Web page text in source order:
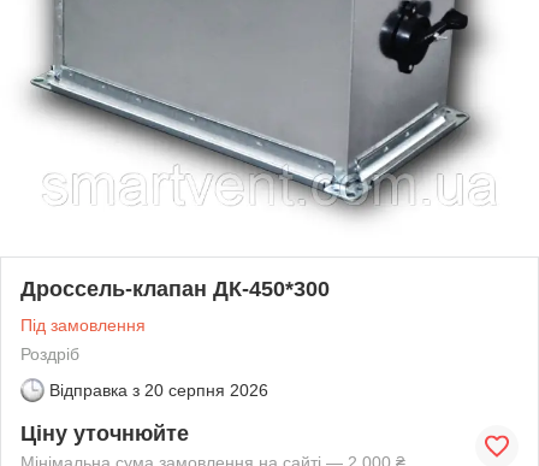
Дроссель-клапан ДК-450*300
Під замовлення
Роздріб
Відправка з 20 серпня 2026
Ціну уточнюйте
Мінімальна сума замовлення на сайті — 2 000 ₴